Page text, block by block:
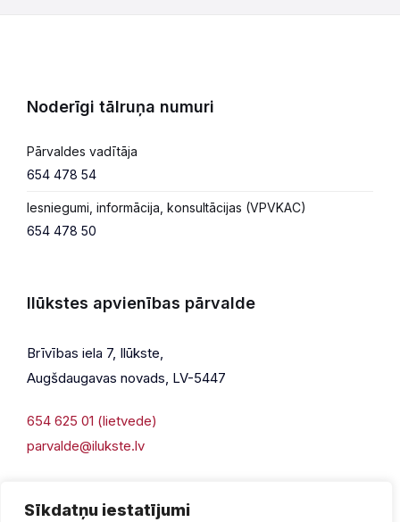
Sīkdatņu iestatījumi
Noderīgi tālruņa numuri
Pārvaldes vadītāja
654 478 54
Iesniegumi, informācija, konsultācijas (VPVKAC)
654 478 50
Ilūkstes apvienības pārvalde
Brīvības iela 7, Ilūkste,
Augšdaugavas novads, LV-5447
654 625 01 (lietvede)
parvalde@ilukste.lv